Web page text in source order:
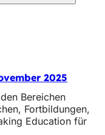
2025
Bereichen
Fortbildungen,
Education für